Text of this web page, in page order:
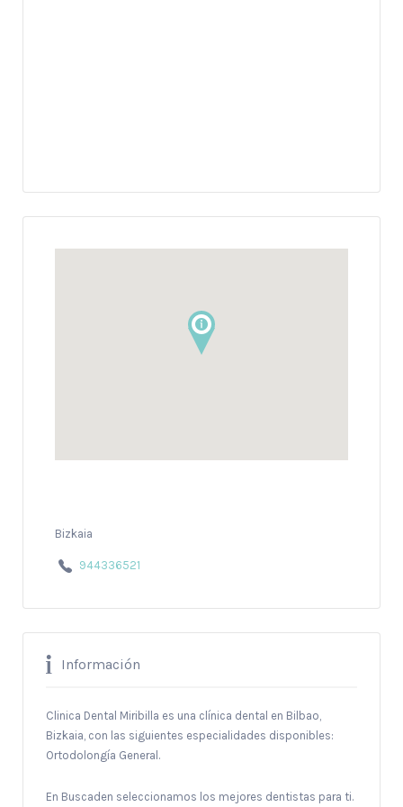
Bizkaia
944336521
Información
Clinica Dental Miribilla es una clínica dental en Bilbao,
Bizkaia, con las siguientes especialidades disponibles:
Ortodolongía General.
En Buscaden seleccionamos los mejores dentistas para ti.